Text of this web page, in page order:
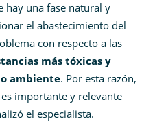
hay una fase natural y
el abastecimiento del
con respecto a las
más tóxicas y
ambiente. Por esta razón,
importante y relevante
el especialista.